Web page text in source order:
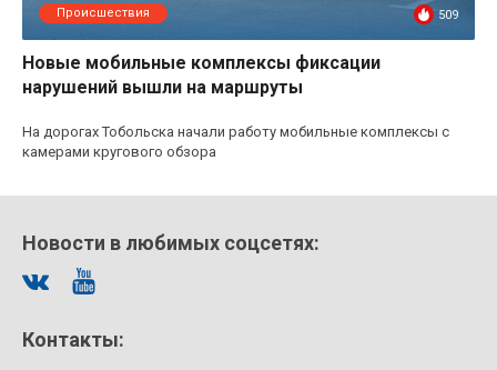
Происшествия 509
Новые мобильные комплексы фиксации
нарушений вышли на маршруты
На дорогах Тобольска начали работу мобильные комплексы с
камерами кругового обзора
Новости в любимых соцсетях:
Контакты: